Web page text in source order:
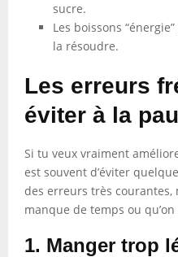
sucre.
Les boissons
la résoudre.
Les erreurs
éviter à la
Si tu veux vraiment
est souvent d’éviter
des erreurs très
manque de temps ou
1. Manger trop